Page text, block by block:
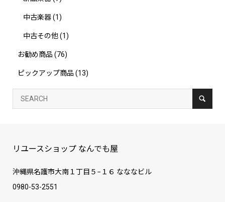
中古楽器(1)
中古その他(1)
お勧め商品 (76)
ピックアップ商品 (13)
リユースショップ なんでも屋
沖縄県名護市大南１丁目５−１６ なななビル
0980-53-2551